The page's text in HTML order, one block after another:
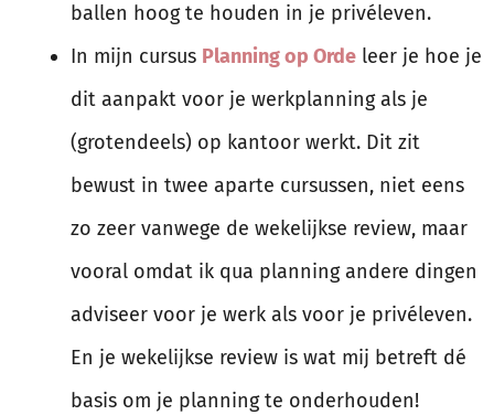
ballen hoog te houden in je privéleven.
In mijn cursus Planning op Orde leer je hoe je
dit aanpakt voor je werkplanning als je
(grotendeels) op kantoor werkt. Dit zit
bewust in twee aparte cursussen, niet eens
zo zeer vanwege de wekelijkse review, maar
vooral omdat ik qua planning andere dingen
adviseer voor je werk als voor je privéleven.
En je wekelijkse review is wat mij betreft dé
basis om je planning te onderhouden!